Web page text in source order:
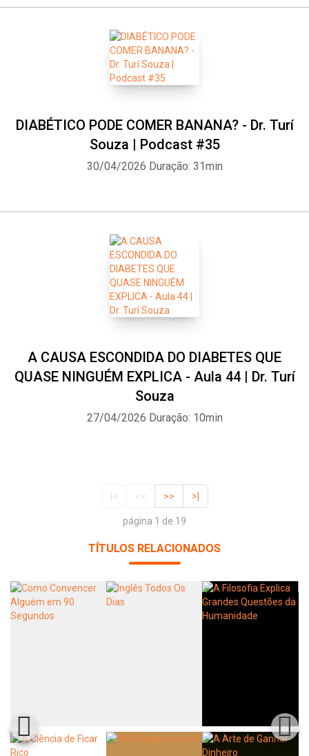
DIABÉTICO PODE COMER BANANA? - Dr. Turí
Souza | Podcast #35
30/04/2026 Duração: 31min
A CAUSA ESCONDIDA DO DIABETES QUE
QUASE NINGUÉM EXPLICA - Aula 44 | Dr. Turí
Souza
27/04/2026 Duração: 10min
|< << >> >|
página 1 de 19
TÍTULOS RELACIONADOS